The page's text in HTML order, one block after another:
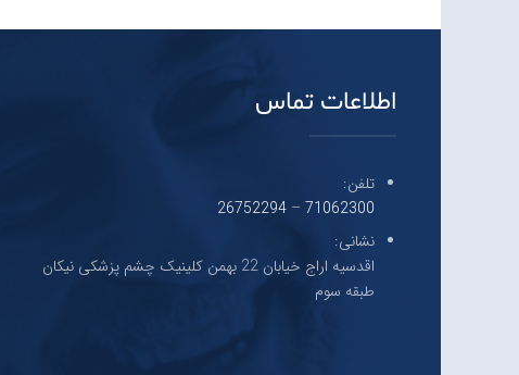
اطلاعات تماس
تلفن:
71062300
–
26752294
نشانی:
اقدسیه اراج خیابان 22 بهمن کلینیک چشم پزشکی نیکان
طبقه سوم